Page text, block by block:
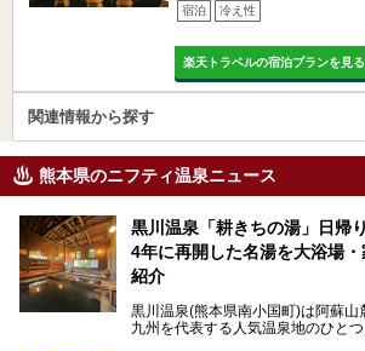
宿泊 冷え性
楽天トラベルの宿泊プランを見る
関連情報から探す
熊本県のニフティ温泉ニュース
黒川温泉「耕きちの湯」日帰
4年に再開した名湯を大浴場
紹介
黒川温泉(熊本県南小国町)は阿蘇山
九州を代表する人気温泉地のひと